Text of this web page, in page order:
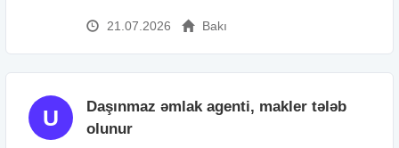
21.07.2026 Bakı
U
Daşınmaz əmlak agenti, makler tələb
olunur